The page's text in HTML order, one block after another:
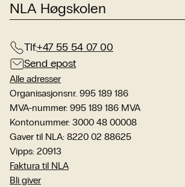
NLA Høgskolen
Tlf:+47 55 54 07 00
Send epost
Alle adresser
Organisasjonsnr. 995 189 186
MVA-nummer: 995 189 186 MVA
Kontonummer: 3000 48 00008
Gaver til NLA: 8220 02 88625
Vipps: 20913
Faktura til NLA
Bli giver